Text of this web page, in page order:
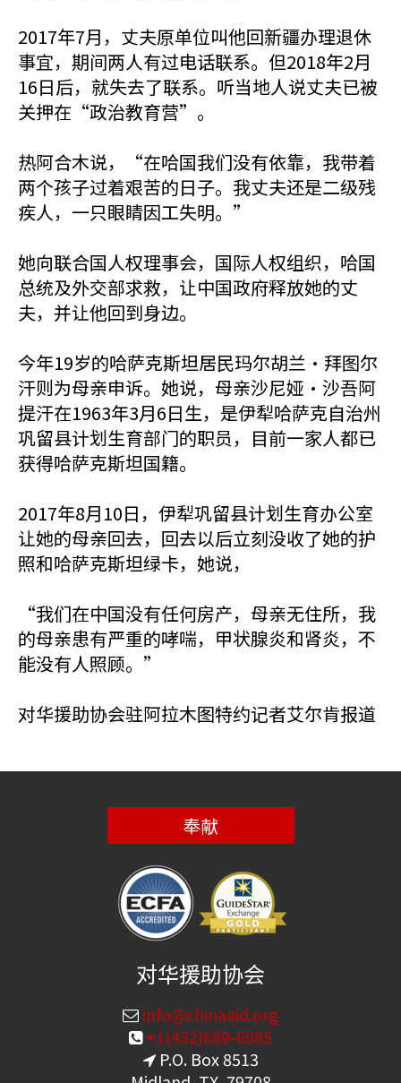
2017年7月，丈夫原单位叫他回新疆办理退休
事宜，期间两人有过电话联系。但2018年2月
16日后，就失去了联系。听当地人说丈夫已被
关押在“政治教育营”。
热阿合木说，“在哈国我们没有依靠，我带着
两个孩子过着艰苦的日子。我丈夫还是二级残
疾人，一只眼睛因工失明。”
她向联合国人权理事会，国际人权组织，哈国
总统及外交部求救，让中国政府释放她的丈
夫，并让他回到身边。
今年19岁的哈萨克斯坦居民玛尔胡兰·拜图尔
汗则为母亲申诉。她说，母亲沙尼娅·沙吾阿
提汗在1963年3月6日生，是伊犁哈萨克自治州
巩留县计划生育部门的职员，目前一家人都已
获得哈萨克斯坦国籍。
2017年8月10日，伊犁巩留县计划生育办公室
让她的母亲回去，回去以后立刻没收了她的护
照和哈萨克斯坦绿卡，她说，
“我们在中国没有任何房产，母亲无住所，我
的母亲患有严重的哮喘，甲状腺炎和肾炎，不
能没有人照顾。”
对华援助协会驻阿拉木图特约记者艾尔肯报道
奉献
对华援助协会
info@chinaaid.org
+1(432)689-6985
P.O. Box 8513